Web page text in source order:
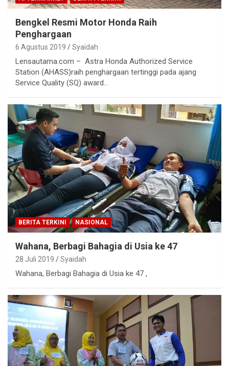
Bengkel Resmi Motor Honda Raih
Penghargaan
6 Agustus 2019 Syaidah
Lensautama.com – Astra Honda Authorized Service
Station (AHASS)raih penghargaan tertinggi pada ajang
Service Quality (SQ) award…
BERITA TERKINI NASIONAL
Wahana, Berbagi Bahagia di Usia ke 47
28 Juli 2019 Syaidah
Wahana, Berbagi Bahagia di Usia ke 47 ,